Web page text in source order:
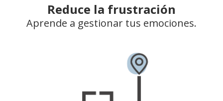
Reduce la frustración
Aprende a gestionar tus emociones.